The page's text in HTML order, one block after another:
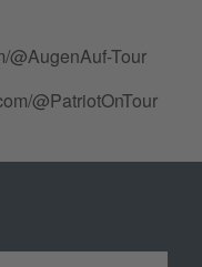
@AugenAuf-Tour
@PatriotOnTour